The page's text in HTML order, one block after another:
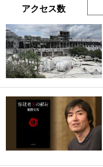
アクセス数